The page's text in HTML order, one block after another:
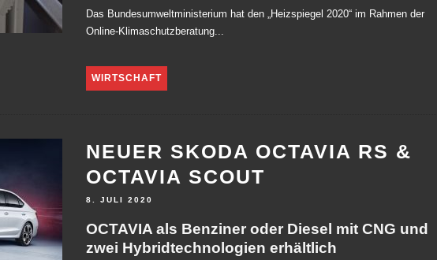
Das Bundesumweltministerium hat den „Heizspiegel 2020“ im Rahmen der
Online-Klimaschutzberatung...
WIRTSCHAFT
NEUER SKODA OCTAVIA RS &
OCTAVIA SCOUT
8. JULI 2020
OCTAVIA als Benziner oder Diesel mit CNG und
zwei Hybridtechnologien erhältlich